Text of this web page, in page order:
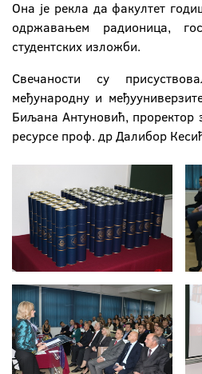
Она је рекла да факултет
одржавањем радионица,
студентских изложби.
Свечаности су
међународну и
Биљана Антуновић, проректор
ресурсе проф. др Далибор